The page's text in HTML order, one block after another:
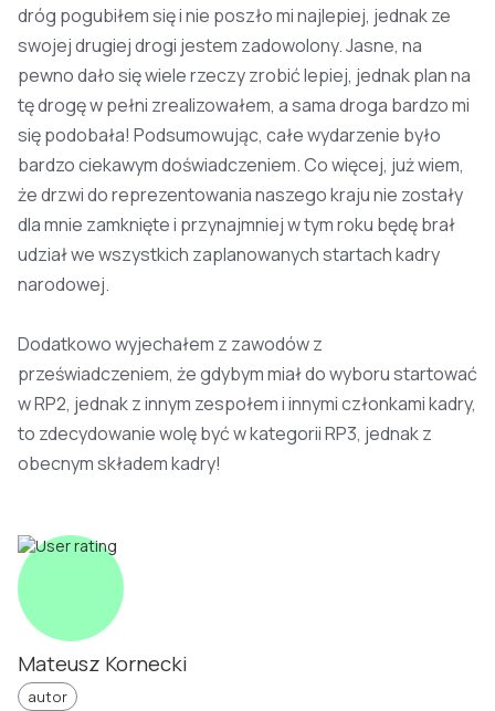
dróg pogubiłem się i nie poszło mi najlepiej, jednak ze
swojej drugiej drogi jestem zadowolony. Jasne, na
pewno dało się wiele rzeczy zrobić lepiej, jednak plan na
tę drogę w pełni zrealizowałem, a sama droga bardzo mi
się podobała! Podsumowując, całe wydarzenie było
bardzo ciekawym doświadczeniem. Co więcej, już wiem,
że drzwi do reprezentowania naszego kraju nie zostały
dla mnie zamknięte i przynajmniej w tym roku będę brał
udział we wszystkich zaplanowanych startach kadry
narodowej.
Dodatkowo wyjechałem z zawodów z
przeświadczeniem, że gdybym miał do wyboru startować
w RP2, jednak z innym zespołem i innymi członkami kadry,
to zdecydowanie wolę być w kategorii RP3, jednak z
obecnym składem kadry!
Mateusz Kornecki
autor